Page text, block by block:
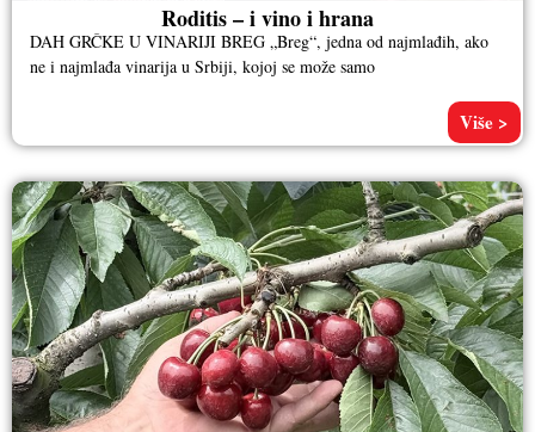
Roditis – i vino i hrana
DAH GRČKE U VINARIJI BREG „Breg“, jedna od najmlađih, ako
ne i najmlađa vinarija u Srbiji, kojoj se može samo
Više >